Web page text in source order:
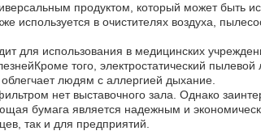
продуктом, который может быть
используется в очистителях воздуха,
для использования в медицинских
того, электростатический
людям с аллергией дыхание.
нет выставочного зала. Однако
бумага является надежным и
так и для предприятий.